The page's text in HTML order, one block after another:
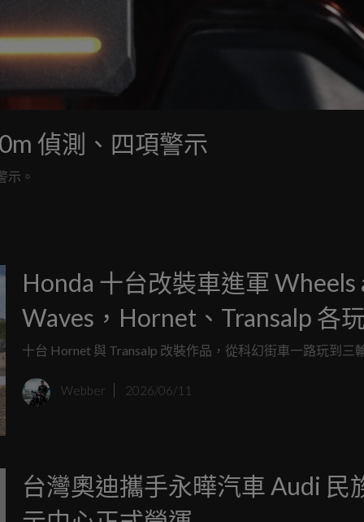
偵測、四項警示
示。
Honda 十台改裝車進軍 Wheels
Waves，Hornet、Transalp 各
種風格
十台 Hornet 與 Transalp 改裝作品，從科幻街車一路玩到三
Webber 2026/06/11
台灣奧迪攜手永曄汽車 Audi 民